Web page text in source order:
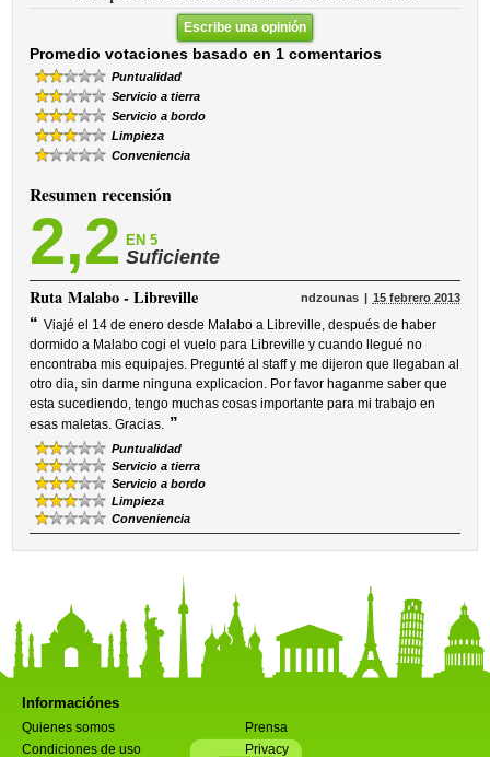
Escribe una opinión
Promedio votaciones basado en 1 comentarios
Puntualidad
Servicio a tierra
Servicio a bordo
Limpieza
Conveniencia
Resumen recensión
2,2 EN 5
Suficiente
RutaMalabo - Libreville ndzounas 15 febrero 2013
“ Viajé el 14 de enero desde Malabo a Libreville, después de haber
dormido a Malabo cogi el vuelo para Libreville y cuando llegué no
encontraba mis equipajes. Pregunté al staff y me dijeron que llegaban al
otro dia, sin darme ninguna explicacion. Por favor haganme saber que
esta sucediendo, tengo muchas cosas importante para mi trabajo en
esas maletas. Gracias. ”
Puntualidad
Servicio a tierra
Servicio a bordo
Limpieza
Conveniencia
Informaciónes
Quienes somos
Prensa
Condiciones de uso
Privacy